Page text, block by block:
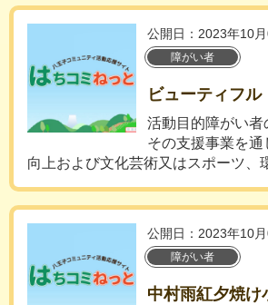
公開日：2023年10
障がい者
ビューティフ
活動目的障がい
その支援事業を
向上および文化芸術又はスポーツ、
公開日：2023年10
障がい者
中村雨紅夕焼け